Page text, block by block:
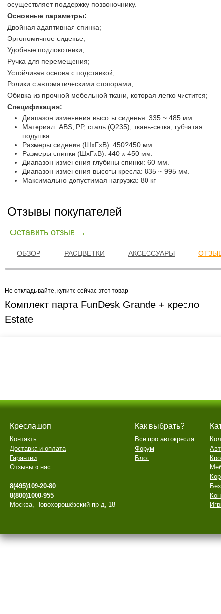
осуществляет поддержку позвоночнику.
Основные параметры:
Двойная адаптивная спинка;
Эргономичное сиденье;
Удобные подлокотники;
Ручка для перемещения;
Устойчивая основа с подставкой;
Ролики с автоматическими стопорами;
Обивка из прочной мебельной ткани, которая легко чистится;
Спецификация:
Диапазон изменения высоты сиденья: 335 ~ 485 мм.
Материал: ABS, PP, сталь (Q235), ткань-сетка, губчатая
подушка.
Размеры сидения (ШхГхВ): 450?450 мм.
Размеры спинки (ШхГхВ): 440 x 450 мм.
Диапазон изменения глубины спинки: 60 мм.
Диапазон изменения высоты кресла: 835 ~ 995 мм.
Максимально допустимая нагрузка: 80 кг
Отзывы покупателей
Оставить отзыв →
ОБЗОР РАСЦВЕТКИ АКСЕССУАРЫ
Не откладывайте, купите сейчас этот товар
Комплект парта FunDesk Grande + кресло
Estate
Креслашоп
Контакты
Доставка и оплата
Гарантии
Отзывы о нас
8(495)109-20-80
8(800)1000-955
Москва, Новохорошёвский пр-д, 18
Как выбрать?
Все про автокресла
Форум
Блог